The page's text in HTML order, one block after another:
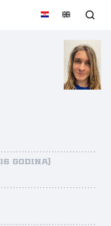
(16 godina)